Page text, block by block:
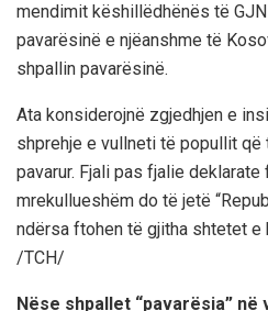
mendimit këshillëdhënës të
pavarësinë e njëanshme të
shpallin pavarësinë.
Ata konsiderojnë zgjedhjen e
shprehje e vullneti të popullit
pavarur. Fjali pas fjalie
mrekullueshëm do të jetë
ndërsa ftohen të gjitha shtetet e
/TCH/
Nëse shpallet “pavarësia”